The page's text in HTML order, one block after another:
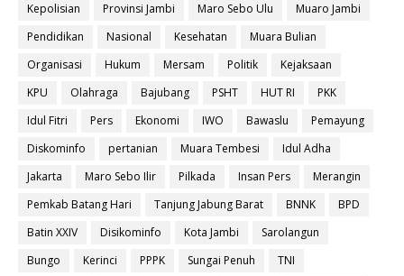
Kepolisian
Provinsi Jambi Maro Sebo Ulu
Muaro Jambi
Pendidikan
Nasional Kesehatan
Muara Bulian
Organisasi
Hukum Mersam Politik
Kejaksaan
KPU
Olahraga Bajubang PSHT HUT RI
PKK
Idul Fitri
Pers Ekonomi IWO Bawaslu
Pemayung
Diskominfo
pertanian Muara Tembesi
Idul Adha
Jakarta
Maro Sebo Ilir Pilkada Insan Pers
Merangin
Pemkab Batang Hari
Tanjung Jabung Barat BNNK
BPD
Batin XXIV
Disikominfo Kota Jambi
Sarolangun
Bungo
Kerinci PPPK Sungai Penuh
TNI